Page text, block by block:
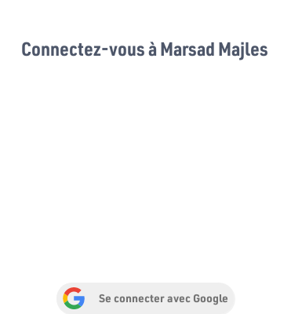
Connectez-vous à Marsad Majles
Se connecter avec Google